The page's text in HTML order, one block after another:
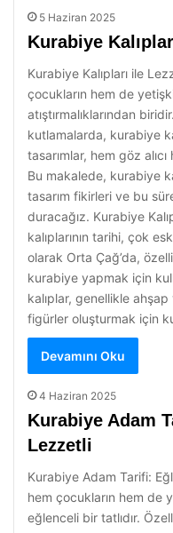
5 Haziran 2025
Kurabiye
Kurabiye Kalıpları ile
çocukların hem de
atıştırmalıklarından
kutlamalarda, kurabiye
tasarımlar, hem göz
Bu makalede, kurabiye
tasarım fikirleri ve bu
duracağız. Kurabiye
kalıplarının tarihi, çok
olarak Orta Çağ’da,
kurabiye yapmak için
kalıplar, genellikle
figürler oluşturmak için
Devamını Oku
4 Haziran 2025
Kurabiye Adam
Lezzetli
Kurabiye Adam Tarifi:
hem çocukların hem de
eğlenceli bir tatlıdır.